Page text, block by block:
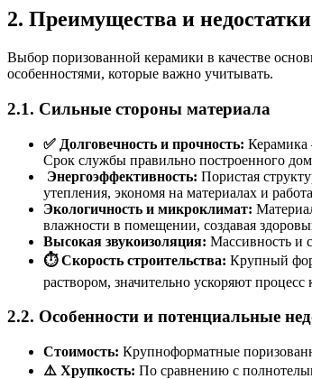
2. Преимущества и
Выбор поризованной керамики в качестве
особенностями, которые важно учитывать.
2.1. Сильные стороны материала
✅ Долговечность и прочность: Керамика
Срок службы правильно построенного
️ Энергоэффективность: Пористая
утепления, экономя на материалах и
Экологичность и микроклимат:
влажности в помещении, создавая
Высокая звукоизоляция: Массивность и
⏱️ Скорость строительства: Крупный
раствором, значительно ускоряют процесс
2.2. Особенности и потенциальные
Стоимость: Крупноформатные
⚠️ Хрупкость: По сравнению с